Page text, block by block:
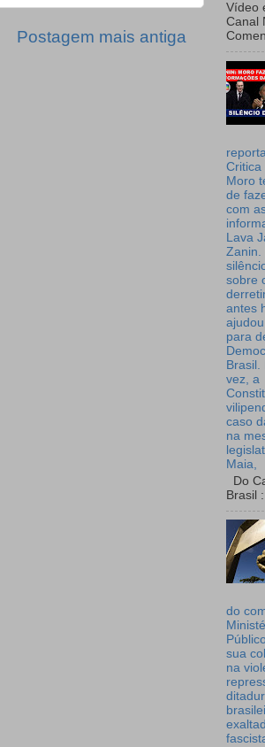
Postagem mais antiga
Vídeo
Canal
Critica
Moro
de
com
Lava
Zanin.
sobre
antes
para
Brasil.
vez, a
caso
na
Maia,
Do
Brasil :
do
sua
na